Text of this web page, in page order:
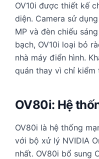
OV10i được thiết kế
diện. Camera sử
MP và đèn chiếu
bạch, OV10i loại bỏ
nhà máy điển hình.
quán thay vì chỉ kiểm
OV80i: Hệ
OV80i là hệ thống
với bộ xử lý NVIDIA
nhất. OV80i bổ sung